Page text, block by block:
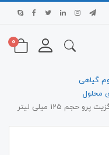
0
گیاهی
محلول
125 میلی لیتر